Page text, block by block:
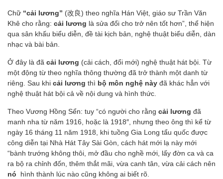
Chữ “cải lương” (改良) theo nghĩa Hán Việt, giáo sư Trần Văn
Khê cho rằng: cải lương là sửa đổi cho trở nên tốt hơn”, thể hiện
qua sân khấu biểu diễn, đề tài kịch bản, nghệ thuật biểu diễn, dàn
nhạc và bài bản.
Ở đây là đã cải lương (cải cách, đổi mới) nghệ thuật hát bội. Từ
một động từ theo nghĩa thông thường đã trở thành một danh từ
riêng. Sau khi cải lương thì bộ môn nghệ này đã khác hẳn với
nghệ thuật hát bội cả về nội dung và hình thức.
Theo Vương Hồng Sển: tuy “có người cho rằng cải lương đã
manh nha từ năm 1916, hoặc là 1918″, nhưng theo ông thì kể từ
ngày 16 tháng 11 năm 1918, khi tuồng Gia Long tẩu quốc được
công diễn tại Nhà Hát Tây Sài Gòn, cách hát mới lạ này mới
“bành trướng không thôi, mở đầu cho nghề mới, lấy đờn ca và ca
ra bộ ra chỉnh đốn, thêm thắt mãi, vừa canh tân, vừa cải cách nên
nó
hình thành lúc nào cũng không ai biết rõ.